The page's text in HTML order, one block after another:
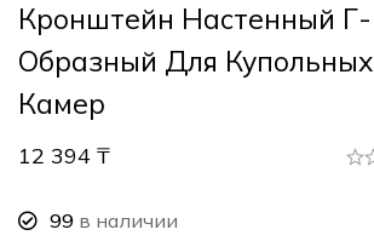
Кронштейн Настенный Г-
Образный Для Купольных
Камер
12 394 ₸
99 в наличии